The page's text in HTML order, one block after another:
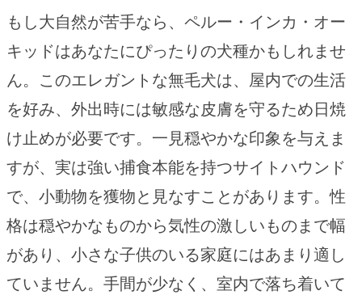
もし大自然が苦手なら、ペルー・インカ・オー
キッドはあなたにぴったりの犬種かもしれませ
ん。このエレガントな無毛犬は、屋内での生活
を好み、外出時には敏感な皮膚を守るため日焼
け止めが必要です。一見穏やかな印象を与えま
すが、実は強い捕食本能を持つサイトハウンド
で、小動物を獲物と見なすことがあります。性
格は穏やかなものから気性の激しいものまで幅
があり、小さな子供のいる家庭にはあまり適し
ていません。手間が少なく、室内で落ち着いて